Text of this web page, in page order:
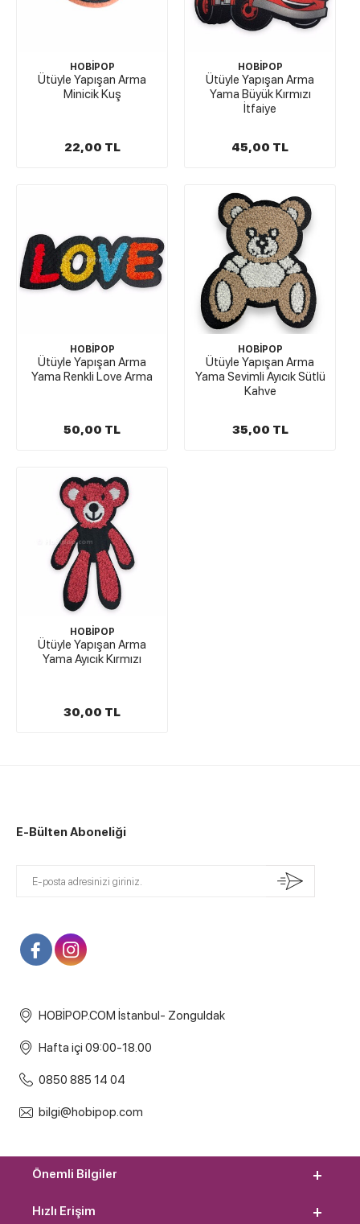
HOBİPOP
Ütüyle Yapışan Arma
Minicik Kuş
22,00 TL
HOBİPOP
Ütüyle Yapışan Arma
Yama Büyük Kırmızı
İtfaiye
45,00 TL
HOBİPOP
Ütüyle Yapışan Arma
Yama Renkli Love Arma
50,00 TL
HOBİPOP
Ütüyle Yapışan Arma
Yama Sevimli Ayıcık Sütlü
Kahve
35,00 TL
HOBİPOP
Ütüyle Yapışan Arma
Yama Ayıcık Kırmızı
30,00 TL
E-Bülten Aboneliği
HOBİPOP.COM İstanbul- Zonguldak
Hafta içi 09:00-18.00
0850 885 14 04
bilgi@hobipop.com
Önemli Bilgiler
Hızlı Erişim